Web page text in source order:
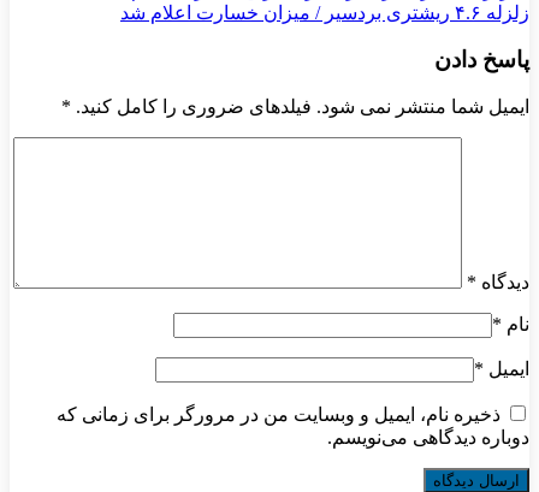
زلزله ۴.۶ ریشتری بردسیر / میزان خسارت اعلام شد
پاسخ دادن
ایمیل شما منتشر نمی شود. فیلدهای ضروری را کامل کنید. *
دیدگاه *
نام *
ایمیل *
ذخیره نام، ایمیل و وبسایت من در مرورگر برای زمانی که
دوباره دیدگاهی می‌نویسم.